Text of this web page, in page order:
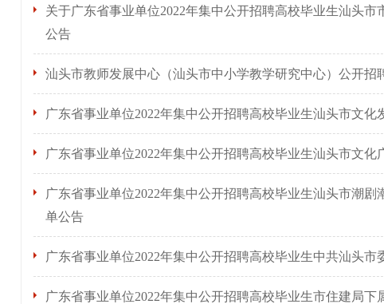
关于广东省事业单位2022年集中公开招聘高校毕业生汕头
公告
汕头市教师发展中心（汕头市中小学教学研究中心）公开招
广东省事业单位2022年集中公开招聘高校毕业生汕头市文化
广东省事业单位2022年集中公开招聘高校毕业生汕头市文
广东省事业单位2022年集中公开招聘高校毕业生汕头市潮
单公告
广东省事业单位2022年集中公开招聘高校毕业生中共汕头
广东省事业单位2022年集中公开招聘高校毕业生市住建局